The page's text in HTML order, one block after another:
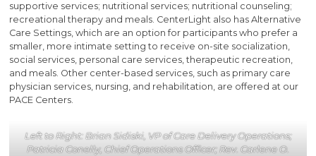
supportive services; nutritional services; nutritional counseling;
recreational therapy and meals. CenterLight also has Alternative
Care Settings, which are an option for participants who prefer a
smaller, more intimate setting to receive on-site socialization,
social services, personal care services, therapeutic recreation,
and meals. Other center-based services, such as primary care
physician services, nursing, and rehabilitation, are offered at our
PACE Centers.
Left to Right: Brian Sidiski, VP of Care Delivery Operations;
Patricia Conelly, Chief Operations Officer; Rev. Carlene O.